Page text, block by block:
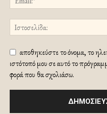
αποθηκεύστε το όνομα, το
ιστότοπό μου σε αυτό το
φορά που θα σχολιάσω.